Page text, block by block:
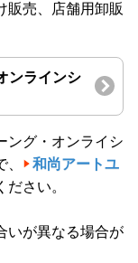
販売、店舗用卸販
ンラインシ
ング・オンライシ
和尚アートユ
ださい。
いが異なる場合が